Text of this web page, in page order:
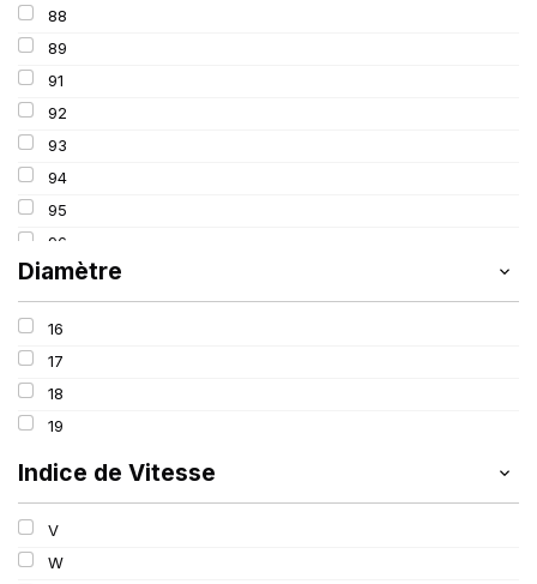
88
89
91
92
93
94
95
96
97
98
100
Diamètre
16
17
18
19
Indice de Vitesse
V
W